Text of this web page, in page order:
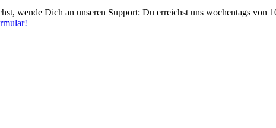
, wende Dich an unseren Support: Du erreichst uns wochentags von
!